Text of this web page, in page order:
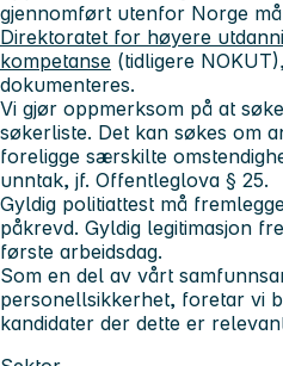
gjennomført utenfor Norge
Direktoratet for høyere
kompetanse (tidligere
dokumenteres.
Vi gjør oppmerksom på at
søkerliste. Det kan søkes om
foreligge særskilte
unntak, jf. Offentleglova § 25.
Gyldig politiattest må
påkrevd. Gyldig legitimasjon
første arbeidsdag.
Som en del av vårt
personellsikkerhet, foretar vi
kandidater der dette er